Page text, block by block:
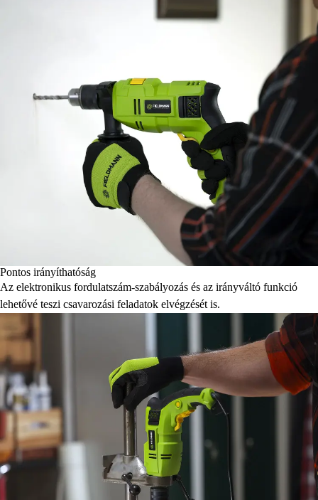
Pontos irányíthatóság
Az elektronikus fordulatszám-szabályozás és az irányváltó funkció
lehetővé teszi csavarozási feladatok elvégzését is.